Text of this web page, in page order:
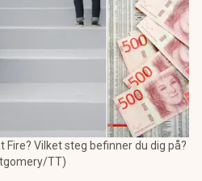
Fire? Vilket steg befinner du dig på?
TT)